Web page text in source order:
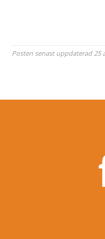
Posten senast uppdaterad 25